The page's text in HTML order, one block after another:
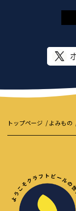
トップページ よみもの